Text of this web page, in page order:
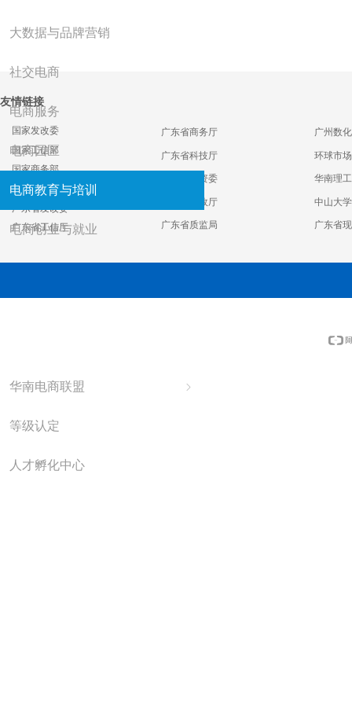
大数据与品牌营销
社交电商
电商服务
电商园区
电商教育与培训
电商创业与就业
ꁇ
华南电商联盟
等级认定
人才孵化中心
友情链接
国家发改委
国家工信部
国家商务部
广东省政府
广东省发改委
广东省工信厅
广东省商务厅
广东省科技厅
广东省国资委
广东省民政厅
广东省质监局
广州数
环球市
华南理
中山大学
广东省